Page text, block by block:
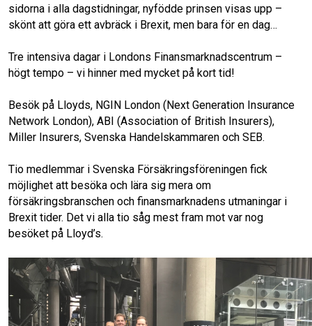
sidorna i alla dagstidningar, nyfödde prinsen visas upp –
skönt att göra ett avbräck i Brexit, men bara för en dag…
Tre intensiva dagar i Londons Finansmarknadscentrum –
högt tempo – vi hinner med mycket på kort tid!
Besök på Lloyds, NGIN London (Next Generation Insurance
Network London), ABI (Association of British Insurers),
Miller Insurers, Svenska Handelskammaren och SEB.
Tio medlemmar i Svenska Försäkringsföreningen fick
möjlighet att besöka och lära sig mera om
försäkringsbranschen och finansmarknadens utmaningar i
Brexit tider. Det vi alla tio såg mest fram mot var nog
besöket på Lloyd’s.